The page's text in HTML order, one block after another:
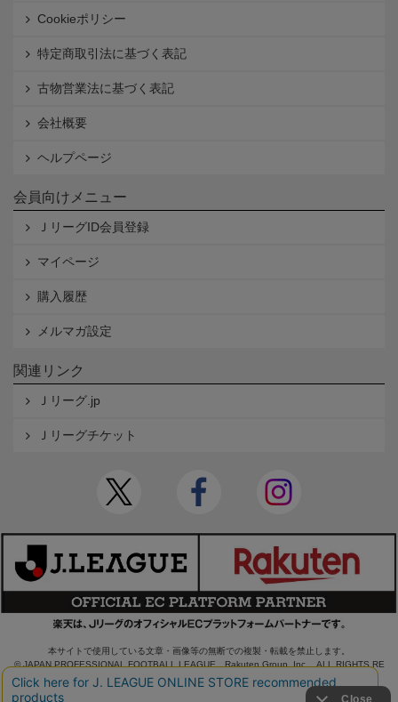
Cookieポリシー
特定商取引法に基づく表記
古物営業法に基づく表記
会社概要
ヘルプページ
会員向けメニュー
ＪリーグID会員登録
マイページ
購入履歴
メルマガ設定
関連リンク
Ｊリーグ.jp
Ｊリーグチケット
本サイトで使用している文章・画像等の無断での複製・転載を禁止します。
© JAPAN PROFESSIONAL FOOTBALL LEAGUE Rakuten Group, Inc. ALL RIGHTS RE
SERVED.